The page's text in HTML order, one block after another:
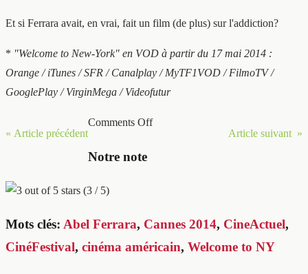
Et si Ferrara avait, en vrai, fait un film (de plus) sur l'addiction?
* "Welcome to New-York" en VOD à partir du 17 mai 2014 :
Orange / iTunes / SFR / Canalplay / MyTF1VOD / FilmoTV /
GooglePlay / VirginMega / Videofutur
« Article précédent Article suivant »
Comments Off
Notre note
(3 / 5)
Mots clés: Abel Ferrara, Cannes 2014, CineActuel,
CinéFestival, cinéma américain, Welcome to NY